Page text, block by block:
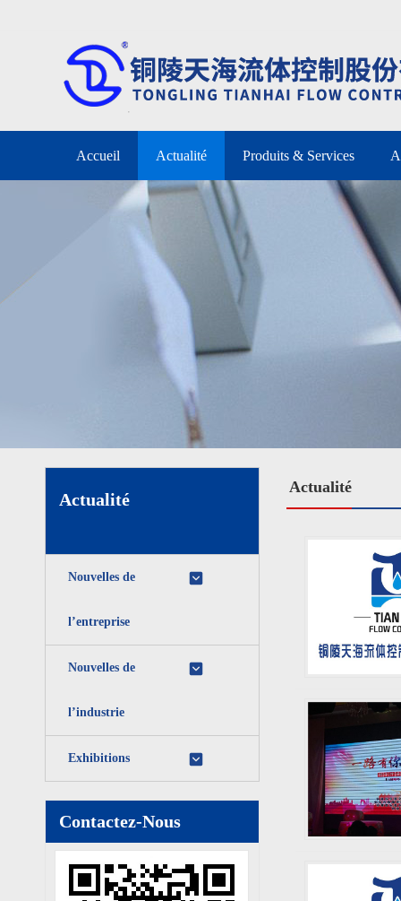
Accueil Actualité Produits & Services
Actualité
Nouvelles de
l’entreprise
Nouvelles de
l’industrie
Exhibitions
Contactez-Nous
Actualité